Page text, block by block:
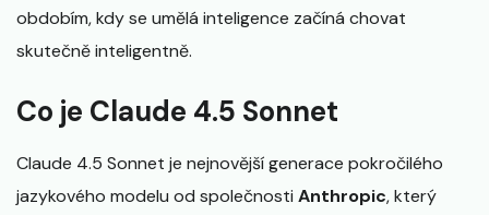
obdobím, kdy se umělá inteligence začíná chovat
skutečně inteligentně.
Co je Claude 4.5 Sonnet
Claude 4.5 Sonnet je nejnovější generace pokročilého
jazykového modelu od společnosti Anthropic, který